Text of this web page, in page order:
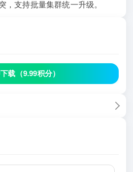
，支持批量集群统一升级。
载（9.99积分）